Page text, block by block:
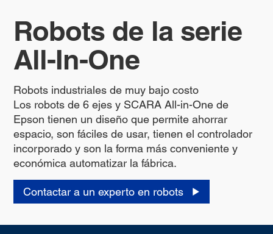
Robots de la serie
All-In-One
Robots industriales de muy bajo costo
Los robots de 6 ejes y SCARA All-in-One de
Epson tienen un diseño que permite ahorrar
espacio, son fáciles de usar, tienen el controlador
incorporado y son la forma más conveniente y
económica automatizar la fábrica.
Contactar a un experto en robots